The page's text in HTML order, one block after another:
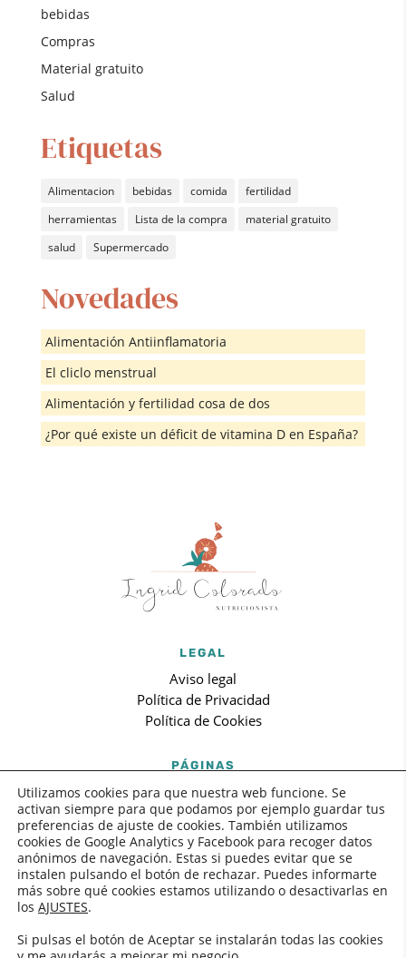
bebidas
Compras
Material gratuito
Salud
Etiquetas
Alimentacion bebidas comida
fertilidad
herramientas
Lista de la compra
material gratuito
salud
Supermercado
Novedades
Alimentación Antiinflamatoria
El cliclo menstrual
Alimentación y fertilidad cosa de dos
¿Por qué existe un déficit de vitamina D en España?
LEGAL
Aviso legal
Política de Privacidad
Política de Cookies
PÁGINAS
Inicio
Sobre mi
Blog
Contactar
SÍGUEME:
Utilizamos cookies para que nuestra web funcione. Se
activan siempre para que podamos por ejemplo guardar tus
preferencias de ajuste de cookies. También utilizamos
cookies de Google Analytics y Facebook para recoger datos
anónimos de navegación. Estas si puedes evitar que se
instalen pulsando el botón de rechazar. Puedes informarte
más sobre qué cookies estamos utilizando o desactivarlas en
los AJUSTES.
Si pulsas el botón de Aceptar se instalarán todas las cookies